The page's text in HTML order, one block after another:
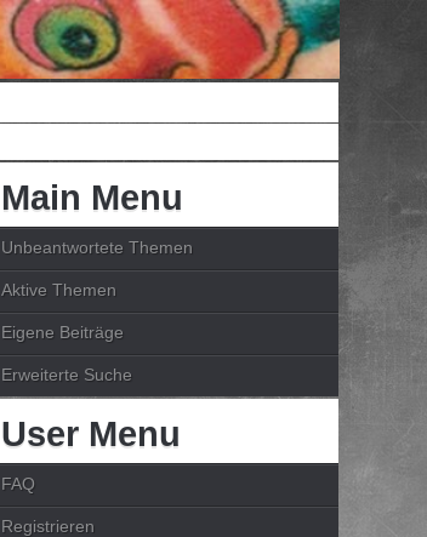
Main Menu
Unbeantwortete Themen
Aktive Themen
Eigene Beiträge
Erweiterte Suche
User Menu
FAQ
Registrieren